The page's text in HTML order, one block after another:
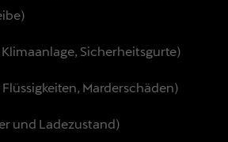
Sicherheitsgurte)
Marderschäden)
und Ladezustand)